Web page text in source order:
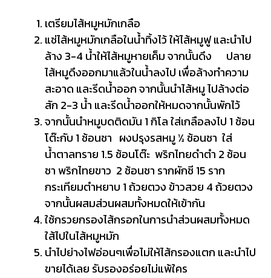
เตรียมไส้หมูหมักเกลือ
แช่ไส้หมูหมักเกลือในน้ำทิ้งไว้ ให้ไส้หมูฟู และนำไป
ล้าง 3-4 น้ำให้ไส้หมูหายเค็ม จากนั้นดึง ปลาย
ไส้หมูดึงออกมาแล้วในน้ำลงไป เพื่อล้างทำความ
สะอาด และรีดน้ำออก จากนั้นนำไส้หมูไปล้างต่อ
สัก 2-3 น้ำ และรีดน้ำออกให้หมดจากนั้นพักไว้
จากนั้นนำหมูบดติดมัน 1 กิโล ใส่เกลือลงไป 1 ช้อน
โต๊ะกับ 1 ช้อนชา ผงปรุงรสหมู ½ ช้อนชา ใส่
น้ำตาลทราย 1.5 ช้อนโต๊ะ พริกไทยดำตำ 2 ช้อน
ชา พริกไทยขาว 2 ช้อนชา รากผักชี 15 ราก
กระเทียมตำหยาบ 1 ถ้วยตวง ข้าวสวย 4 ถ้วยตวง
จากนั้นผสมส่วนผสมทั้งหมดให้เข้ากัน
ใช้กรวยกรองไส้กรอกในการนำส่วนผสมทั้งหมด
ใส้ไปในไส้หมูหมัก
นำไปย่างไฟอ่อนๆเพื่อไม่ให้ไส้กรองแตก และนำไป
ขายได้เลย รับรองอร่อยไม่แพ้ใคร